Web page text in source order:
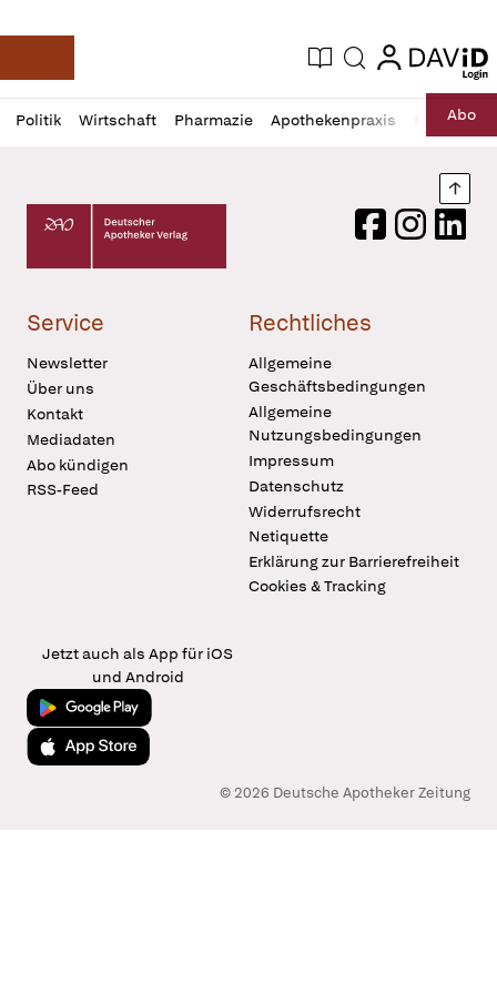
Deutsche Apotheker Zeitung
Aktuelle Ausgabe
Suche login
login
Politik Wirtschaft Pharmazie Apothekenpraxis RechtAbo
Profil
öffnen
Daz
Pur
Deutscher Apotheker Verlag Logo
FacebookInstagram
Service
Newsletter
Über uns
Kontakt
Mediadaten
Abo kündigen
RSS-Feed
Rechtliches
Allgemeine
Geschäftsbedingungen
Allgemeine
Nutzungsbedingungen
Impressum
Datenschutz
Widerrufsrecht
Netiquette
Erklärung zur Barrierefreiheit
Cookies & Tracking
Jetzt auch als App für iOS
und Android
Jetzt bei Google Play
Laden im App Store
© 2026 Deutsche Apotheker Zeitung